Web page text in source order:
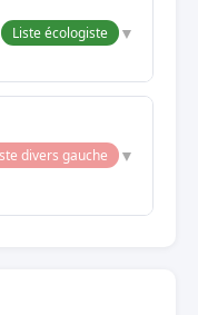
Liste écologiste ▼
divers gauche ▼